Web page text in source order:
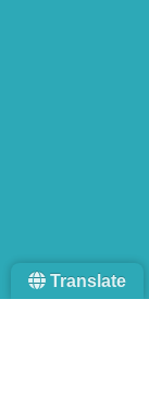
Translate